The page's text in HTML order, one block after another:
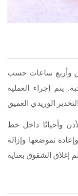
وأربع ساعات حسب
يتم إجراء العملية
وأحيانًا داخل خط
تموضعها وإزالة